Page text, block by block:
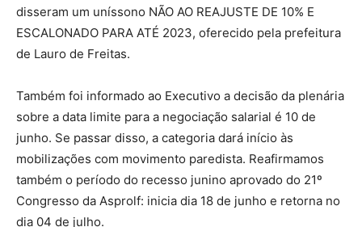
disseram um uníssono NÃO AO REAJUSTE DE 10% E
ESCALONADO PARA ATÉ 2023, oferecido pela prefeitura
de Lauro de Freitas.
Também foi informado ao Executivo a decisão da plenária
sobre a data limite para a negociação salarial é 10 de
junho. Se passar disso, a categoria dará início às
mobilizações com movimento paredista. Reafirmamos
também o período do recesso junino aprovado do 21º
Congresso da Asprolf: inicia dia 18 de junho e retorna no
dia 04 de julho.